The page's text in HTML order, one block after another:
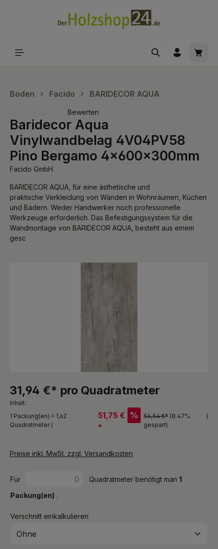
Boden Facido BARIDECOR AQUA
Durchschnittliche Bewertung von 0 von 5 Sternen
Bewerten
Baridecor Aqua
Vinylwandbelag 4V04PV58
Pino Bergamo 4x600x300mm
Facido GmbH
BARIDECOR AQUA, für eine ästhetische und
praktische Verkleidung von Wänden in Wohnräumen, Küchen
und Bädern. Weder Handwerker noch professionelle
Werkzeuge erforderlich. Das Befestigungssystem für die
Wandmontage von BARIDECOR AQUA, besteht aus einem
gesc
Bildergalerie überspringen
31,94 €* pro Quadratmeter
Inhalt:
1 Packung(en) = 1,62
Quadratmeter (
51,75 €
*
% 56,54 €* (8.47%
gespart)
)
Preise inkl. MwSt. zzgl. Versandkosten
Für Quadratmeter benötigt man 1
Packung(en) .
Verschnitt einkalkulieren